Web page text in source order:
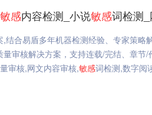
敏感内容检测_小说敏感词检测
结合易盾多年机器检测经验、专家策
审核解决方案，支持连载/完结、章
审核,网文内容审核,敏感词检测,数字阅